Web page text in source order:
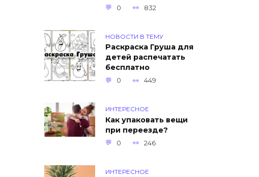
0 832
НОВОСТИ В ТЕМУ
Раскраска Груша для
детей распечатать
бесплатно
0 449
ИНТЕРЕСНОЕ
Как упаковать вещи
при переезде?
0 246
ИНТЕРЕСНОЕ